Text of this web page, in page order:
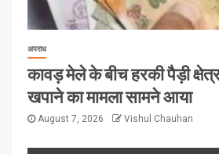
अपराध
कावड़ मेले के बीच हरकी पैड़ी
खपाने का मामला सामने आया
August 7, 2026 Vishul Chauhan